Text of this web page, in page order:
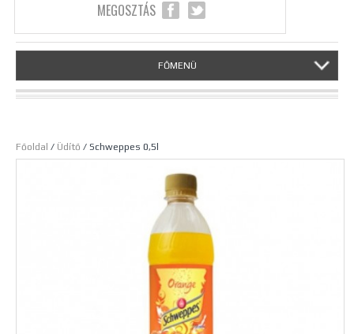
MEGOSZTÁS
FŐMENÜ
Főoldal / Üdítő / Schweppes 0,5l